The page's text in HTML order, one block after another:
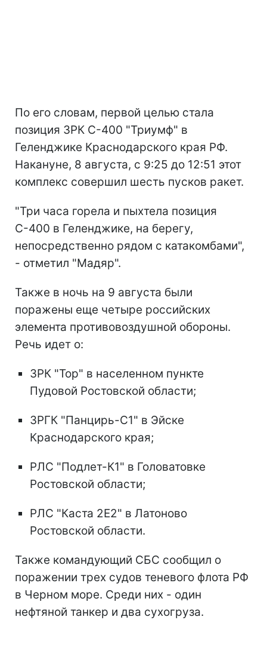
По его словам, первой целью стала
позиция ЗРК С-400 "Триумф" в
Геленджике Краснодарского края РФ.
Накануне, 8 августа, с 9:25 до 12:51 этот
комплекс совершил шесть пусков ракет.
"Три часа горела и пыхтела позиция
С-400 в Геленджике, на берегу,
непосредственно рядом с катакомбами",
- отметил "Мадяр".
Также в ночь на 9 августа были
поражены еще четыре российских
элемента противовоздушной обороны.
Речь идет о:
ЗРК "Тор" в населенном пункте
Пудовой Ростовской области;
ЗРГК "Панцирь-С1" в Эйске
Краснодарского края;
РЛС "Подлет-К1" в Головатовке
Ростовской области;
РЛС "Каста 2Е2" в Латоново
Ростовской области.
Также командующий СБС сообщил о
поражении трех судов теневого флота РФ
в Черном море. Среди них - один
нефтяной танкер и два сухогруза.